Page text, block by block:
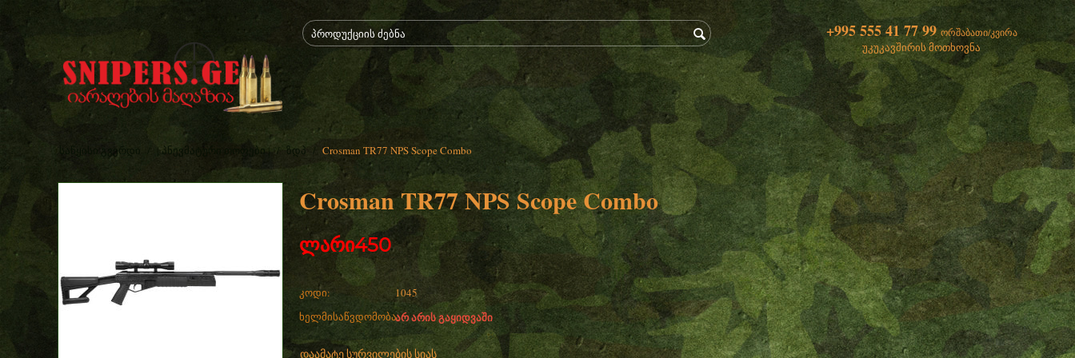
+995 555 41 77 99 ორშაბათი/კვირა
უკუკავშირის მოთხოვნა
საწყისი გვერდი | პნევმატური თოფები | / ზდპ / Crosman TR77 NPS Scope Combo
Crosman TR77 NPS Scope Combo
ლარი450
კოდი:
1045
ხელმისაწვდომობა:არ არის გაყიდვაში
დაამატე სურვილების სიას